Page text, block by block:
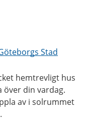
Stad
hemtrevligt hus
över din vardag.
av i solrummet